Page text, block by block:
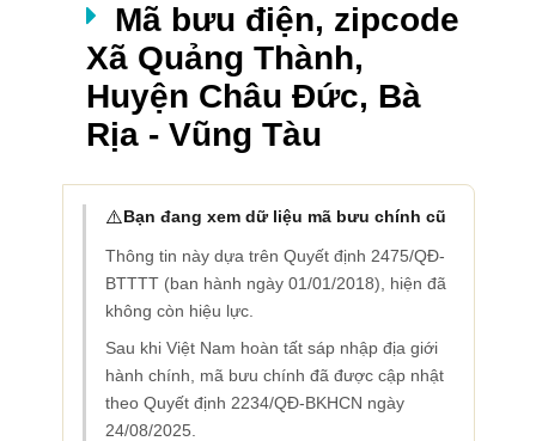
Mã bưu điện, zipcode
Xã Quảng Thành,
Huyện Châu Đức, Bà
Rịa - Vũng Tàu
⚠️Bạn đang xem dữ liệu mã bưu chính cũ
Thông tin này dựa trên Quyết định 2475/QĐ-
BTTTT (ban hành ngày 01/01/2018), hiện đã
không còn hiệu lực.
Sau khi Việt Nam hoàn tất sáp nhập địa giới
hành chính, mã bưu chính đã được cập nhật
theo Quyết định 2234/QĐ-BKHCN ngày
24/08/2025.